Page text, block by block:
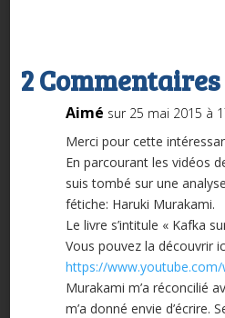
2 Commentaires
Aimé sur 25 mai 2015 à
Merci pour cette
En parcourant les vidéos
suis tombé sur une
fétiche: Haruki Murakami.
Le livre s’intitule « Kafka
Vous pouvez la découvrir
https://www.youtube.com/
Murakami m’a réconcilié
m’a donné envie d’écrire.